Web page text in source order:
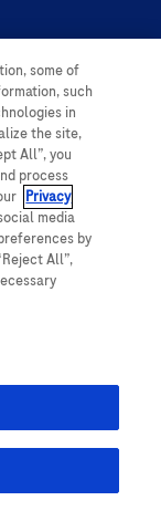
targeted to a wide
information
in the country of
some of
such
in
the site,
All”, you
process
Privacy
media
by
All”,